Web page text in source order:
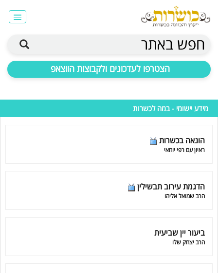
חפש באתר
הצטרפו לעדכונים ולקבוצות הווצאפ
מידע יישומי - במה לכשרות
הונאה בכשרות
ראיון עם רפי יוחאי
הדגמת עירוב תבשילין
הרב שמואל אליהו
ביעור יין שביעית
הרב יצחק שלו